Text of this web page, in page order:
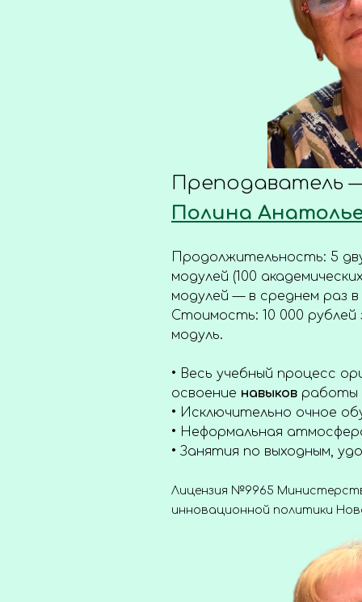
Преподаватель
Полина
Продолжительность: 5
модулей (100
модулей — в среднем раз в
Стоимость: 10 000 рублей
модуль.
• Весь учебный процесс
освоение навыков работы
• Исключительно очное
• Неформальная
• Занятия по выходным,
Лицензия №9965
инновационной политики